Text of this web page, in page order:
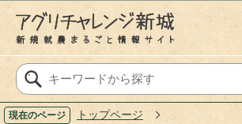
このページの本文へ移動
現在のページ
トップページ